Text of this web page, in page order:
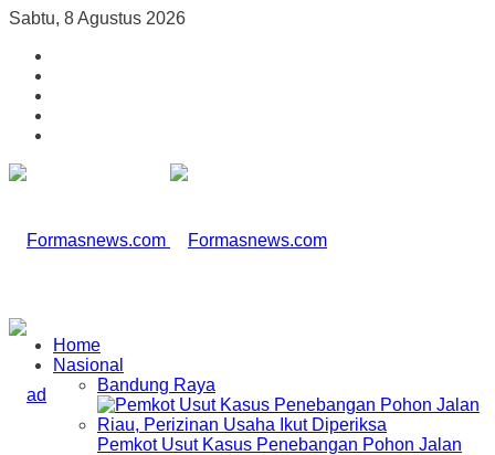
Sabtu, 8 Agustus 2026
Home
Nasional
Bandung Raya
Pemkot Usut Kasus Penebangan Pohon Jalan